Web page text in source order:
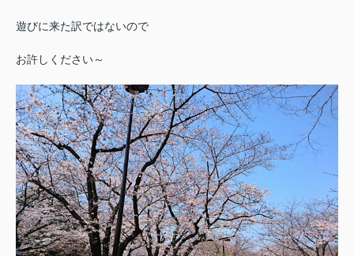
遊びに来た訳ではないので
お許しください～